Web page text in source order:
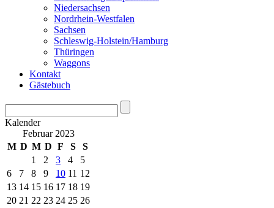
Niedersachsen
Nordrhein-Westfalen
Sachsen
Schleswig-Holstein/Hamburg
Thüringen
Waggons
Kontakt
Gästebuch
Kalender
Februar 2023
M D M D F S
S
1
2 3 4
5
6
7 8 9 10 11 12
13 14 15 16 17 18 19
20 21 22 23 24 25 26